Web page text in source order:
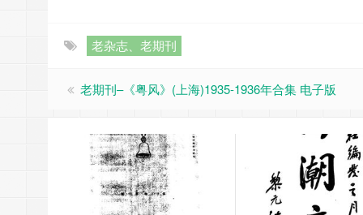
老杂志、老期刊
老期刊–《粤风》(上海)1935-1936年合集 电子版